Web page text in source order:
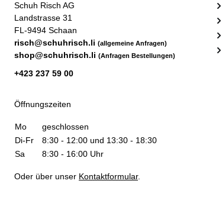
Schuh Risch AG
Landstrasse 31
FL-9494 Schaan
risch@schuhrisch.li (allgemeine Anfragen)
shop@schuhrisch.li (Anfragen Bestellungen)
+423 237 59 00
Öffnungszeiten
Mo
geschlossen
Di-Fr
8:30 - 12:00 und 13:30 - 18:30
Sa
8:30 - 16:00 Uhr
Oder über unser Kontaktformular.